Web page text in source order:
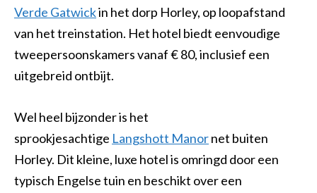
Verde Gatwickin het dorp Horley, op loopafstand
van het treinstation. Het hotel biedt eenvoudige
tweepersoonskamers vanaf € 80, inclusief een
uitgebreid ontbijt.
Wel heel bijzonder is het
sprookjesachtige Langshott Manornet buiten
Horley. Dit kleine, luxe hotel is omringd door een
typisch Engelse tuin en beschikt over een